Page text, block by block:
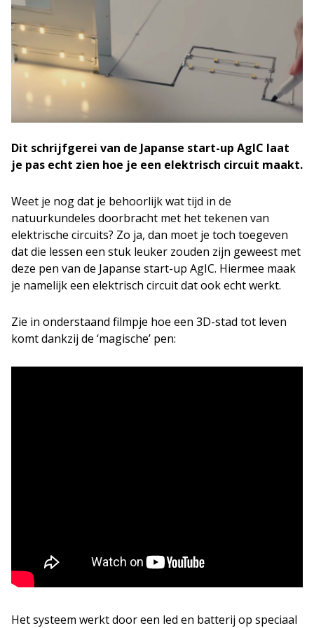
Dit schrijfgerei van de Japanse start-up AgIC laat
je pas echt zien hoe je een elektrisch circuit maakt.
Weet je nog dat je behoorlijk wat tijd in de
natuurkundeles doorbracht met het tekenen van
elektrische circuits? Zo ja, dan moet je toch toegeven
dat die lessen een stuk leuker zouden zijn geweest met
deze pen van de Japanse start-up AgIC. Hiermee maak
je namelijk een elektrisch circuit dat ook echt werkt.
Zie in onderstaand filmpje hoe een 3D-stad tot leven
komt dankzij de ‘magische’ pen:
Het systeem werkt door een led en batterij op speciaal